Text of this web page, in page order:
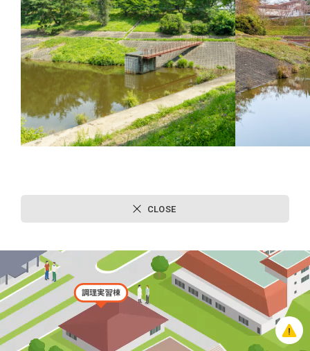
コンビニ（FamilyMart）
新教室棟
教室棟（まほろば館）
調理実習棟
CLOSE